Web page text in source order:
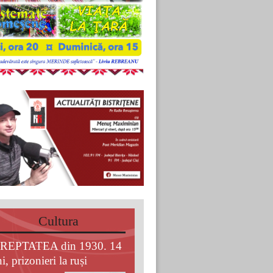
Cultura
din 1930. 14
prizonieri la ruși